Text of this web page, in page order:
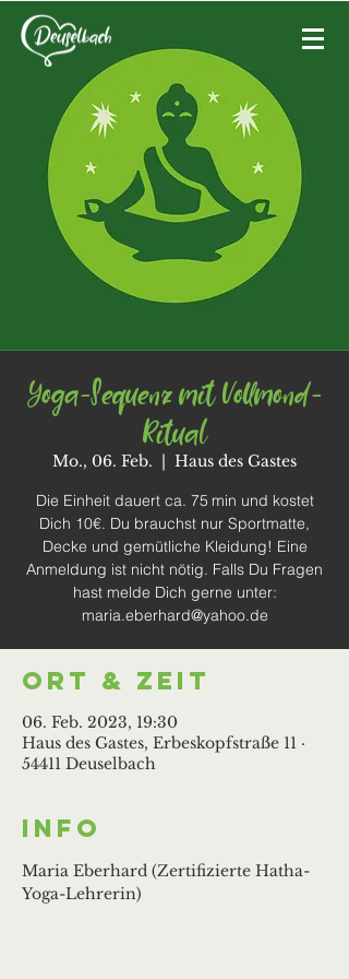
Yoga-Sequenz mit Vollmond-
Ritual
Mo., 06. Feb.
  |
Haus des Gastes
Die Einheit dauert ca. 75 min und kostet
Dich 10€. Du brauchst nur Sportmatte,
Decke und gemütliche Kleidung! Eine
Anmeldung ist nicht nötig. Falls Du Fragen
hast melde Dich gerne unter:
maria.eberhard@yahoo.de
Ort & Zeit
06. Feb. 2023, 19:30
Haus des Gastes, Erbeskopfstraße 11 ·
54411 Deuselbach
Info
Maria Eberhard (Zertifizierte Hatha-
Yoga-Lehrerin)